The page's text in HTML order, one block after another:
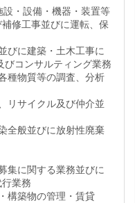
・設備・機器・装置等
修工事並びに運転、保
びに建築・土木工事に
びコンサルティング業務
種物質等の調査、分析
リサイクル及び仲介並
全般並びに放射性廃棄
集に関する業務並びに
業務
構築物の管理・賃貸